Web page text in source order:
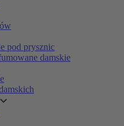
pod prysznic
damskie